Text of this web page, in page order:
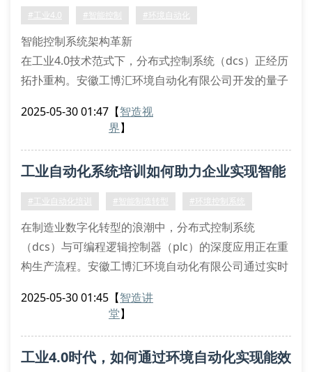
余控制站、rtu远程终端单元的三层拓扑架构。
博汇核心技术
#工业4.0 #智能控制 #环境自动化
智能控制系统架构革新
在工业4.0技术范式下，分布式控制系统（dcs）正经历
拓扑重构。安徽工博汇环境自动化有限公司开发的量子
元的动态负载均衡。该方案采用边缘计算网关与opc-ua
热力学参数实时补偿机制
非线性过程建模修正技术
工艺优化解决方案矩阵
针对不
2025-05-30 01:47 【智造视
界】
工业自动化系统培训如何助力企业实现智能
化转型？
#工业自动化培训 #智能制造转型 #环境控制系统
在制造业数字化转型的浪潮中，分布式控制系统
（dcs）与可编程逻辑控制器（plc）的深度应用正在重
构生产流程。安徽工博汇环境自动化有限公司通过实时
提供全生命周期自动化改造方案，其核心价值体现在对
智能化升级的三大技术壁垒
2025-05-30 01:45 【智造讲
堂】
工业4.0时代，如何通过环境自动化实现能效